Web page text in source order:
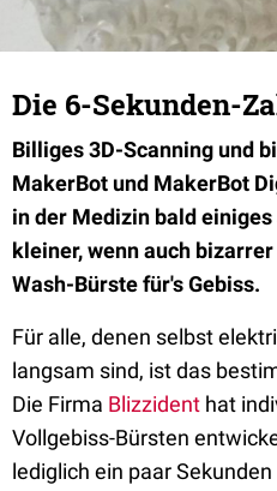
Die 6-Sekunden-
Billiges 3D-Scanning und
MakerBot und MakerBot
in der Medizin bald
kleiner, wenn auch
Wash-Bürste für's Gebiss.
Für alle, denen selbst
langsam sind, ist das
Die Firma Blizzident hat
Vollgebiss-Bürsten
lediglich ein paar